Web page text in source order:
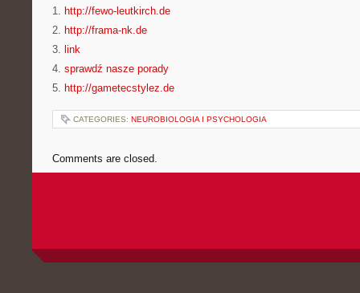
1. http://fewo-leutkirch.de
2. http://frama-nk.de
3. link
4. sprawdź nasze porady
5. http://gametecstylez.de
CATEGORIES: NEUROBIOLOGIA I PSYCHOLOGIA
Comments are closed.